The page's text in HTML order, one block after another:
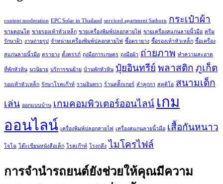
content moderation EPC Solar in Thailand serviced apartment Sathorn กระเป๋าผ้า
ขายคอนโด ขายรองเท้าหัวเหล็ก ขายเครื่องพิมพ์ปลอกสายไฟ ขายเครื่องสแกนลายนิ้วมือ ครีม
รักษาฝ้า งานถ่ายรูป จำหน่ายเครื่องพิมพ์ปลอกสายไฟ ซื้อตรายาง ซื้อรองเท้าหัวเหล็ก ซื้อเครื่อง
สแกนลายนิ้วมือ ตรายาง ตั้งครรภ์ ถุงมือการเกษตร ถุงมือผ้า ถ่ายภาพ ทำความสะอาด
ที่พักหัวหิน นวนิยาย บริการขนย้าย บ้านพักหัวหิน ปุ๋ยอินทรีย์ พลาสติก ภูเก็ต
รองเท้าหัวเหล็ก รักษาโรคเก๊าท์ รามอินทรา ร้านสติีกเกอร์ ลำลูกกา สตูดิโอ สนามเด็ก
เล่น ออกแบบบ้าน เกมคอมพิวเตอร์ออนไลน์ เกม
ออนไลน์ เครื่องพิมพ์ปลอกสายไฟ เครื่องสแกนลายนิ้วมือ เสื้อกันหนาว
โจโฉ โต๊ะเขียนหนังสือเด็ก โรคเก๊าท์ โรงกลึง ไมโครไฟล์
การจำนำรถยนต์ยังช่วยให้คุณมีความ